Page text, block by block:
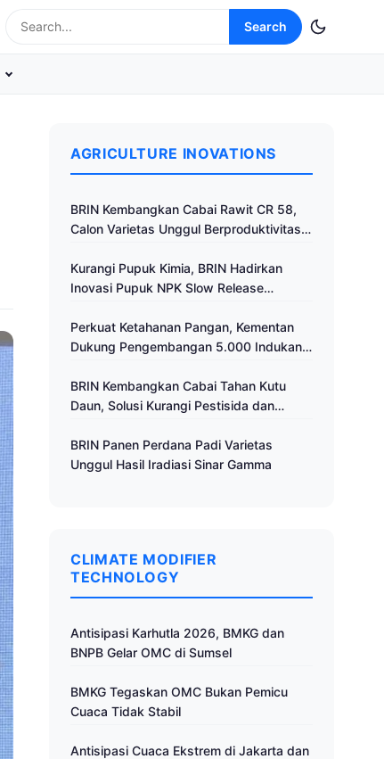
Search
AGRICULTURE INOVATIONS
BRIN Kembangkan Cabai Rawit CR 58,
Calon Varietas Unggul Berproduktivitas
Kurangi Pupuk Kimia, BRIN Hadirkan
Inovasi Pupuk NPK Slow Release
Perkuat Ketahanan Pangan, Kementan
Dukung Pengembangan 5.000 Indukan
BRIN Kembangkan Cabai Tahan Kutu
Daun, Solusi Kurangi Pestisida dan
BRIN Panen Perdana Padi Varietas
Unggul Hasil Iradiasi Sinar Gamma
CLIMATE MODIFIER
TECHNOLOGY
Antisipasi Karhutla 2026, BMKG dan
BNPB Gelar OMC di Sumsel
BMKG Tegaskan OMC Bukan Pemicu
Cuaca Tidak Stabil
Antisipasi Cuaca Ekstrem di Jakarta dan